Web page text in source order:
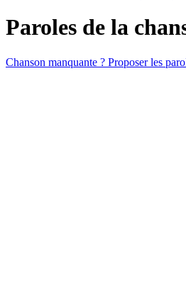
Paroles de la
Chanson manquante ? Proposer les